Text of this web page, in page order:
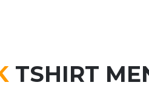
TSHIRT